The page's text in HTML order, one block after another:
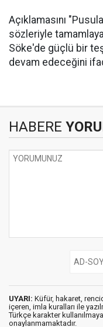
Açıklamasını
sözleriyle
Söke'de güçlü bir
devam edeceğini
HABERE
UYARI: Küfür, hakaret,
içeren, imla kuralları ile
Türkçe karakter
onaylanmamaktadır.